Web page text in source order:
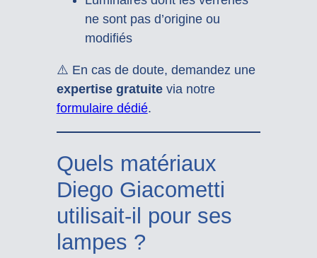
ne sont pas d’origine ou
modifiés
⚠️ En cas de doute, demandez une
expertise gratuitevia notre
formulaire dédié.
Quels matériaux
Diego Giacometti
utilisait-il pour ses
lampes ?